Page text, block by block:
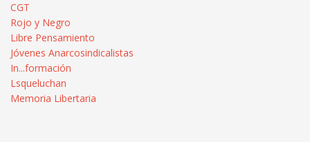
CGT
Rojo y Negro
Libre Pensamiento
Jóvenes Anarcosindicalistas
In...formación
Lsqueluchan
Memoria Libertaria